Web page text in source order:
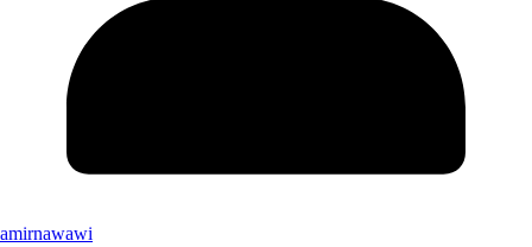
amirnawawi